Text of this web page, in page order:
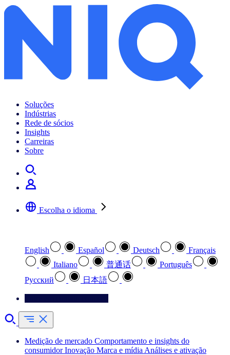
Soluções
Indústrias
Rede de sócios
Insights
Carreiras
Sobre
Escolha o idioma
English Español Deutsch
Français
Italiano
普通话
Português
Pусский
日本語
Medição de mercado Comportamento e insights do
consumidor Inovação Marca e mídia Análises e ativação